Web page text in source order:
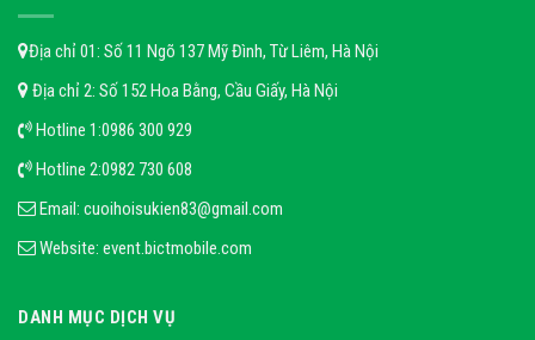
Địa chỉ 01: Số 11 Ngõ 137 Mỹ Đình, Từ Liêm, Hà Nội
Địa chỉ 2: Số 152 Hoa Bằng, Cầu Giấy, Hà Nội
Hotline 1:0986 300 929
Hotline 2:0982 730 608
Email: cuoihoisukien83@gmail.com
Website: event.bictmobile.com
DANH MỤC DỊCH VỤ